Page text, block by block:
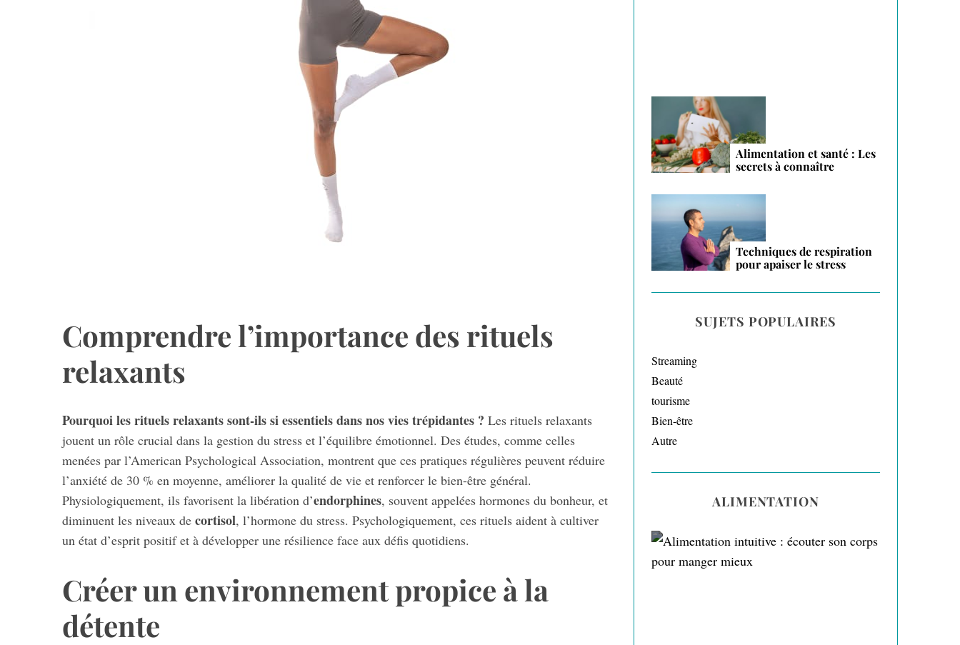
Comprendre l’importance des rituels
relaxants
Pourquoi les rituels relaxants sont-ils si essentiels dans nos vies trépidantes ? Les rituels relaxants
jouent un rôle crucial dans la gestion du stress et l’équilibre émotionnel. Des études, comme celles
menées par l’American Psychological Association, montrent que ces pratiques régulières peuvent réduire
l’anxiété de 30 % en moyenne, améliorer la qualité de vie et renforcer le bien-être général.
Physiologiquement, ils favorisent la libération d’endorphines, souvent appelées hormones du bonheur, et
diminuent les niveaux de cortisol, l’hormone du stress. Psychologiquement, ces rituels aident à cultiver
un état d’esprit positif et à développer une résilience face aux défis quotidiens.
Créer un environnement propice à la
détente
Alimentation et santé : Les
secrets à connaître
Techniques de respiration
pour apaiser le stress
SUJETS POPULAIRES
Streaming
Beauté
tourisme
Bien-être
Autre
ALIMENTATION